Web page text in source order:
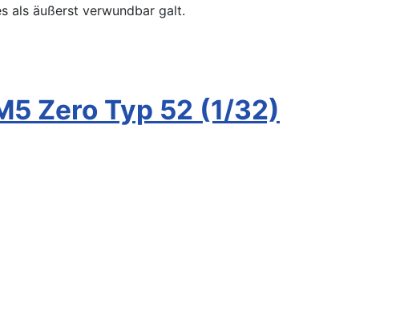
als äußerst verwundbar galt.
Zero Typ 52 (1/32)